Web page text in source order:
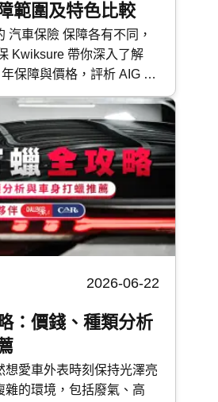
範圍及特色比較
汽車保險 保障各有不同，
Kwiksure 帶你深入了解
保障與價格，評析 AIG 美
助你選擇最適合的車保方
2026-06-22
：價錢、種類分析
想愛車外表時刻保持光澤亮
雜的環境，包括廢氣、高